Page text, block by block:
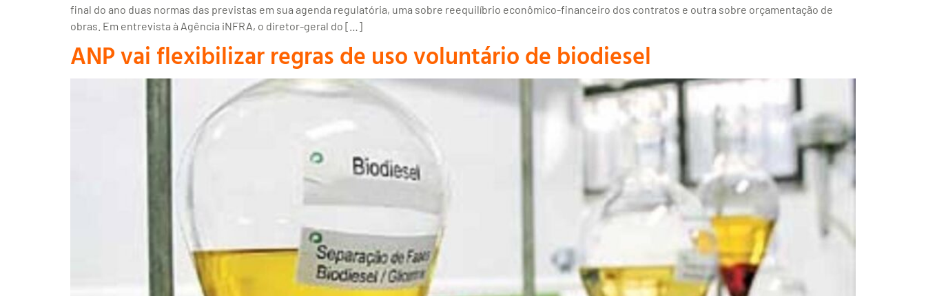
final do ano duas normas das previstas em sua agenda regulatória, uma sobre reequilíbrio econômico-financeiro dos contratos e outra sobre orçamentação de
obras. Em entrevista à Agência iNFRA, o diretor-geral do […]
ANP vai flexibilizar regras de uso voluntário de biodiesel